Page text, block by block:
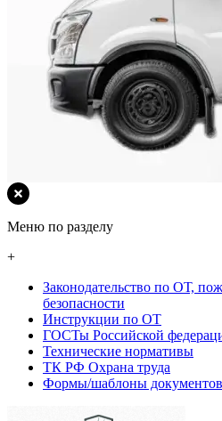
Меню по разделу
+
Законодательство по ОТ,
безопасности
Инструкции по ОТ
ГОСТы Российской
Технические нормативы
ТК РФ Охрана труда
Формы/шаблоны документов